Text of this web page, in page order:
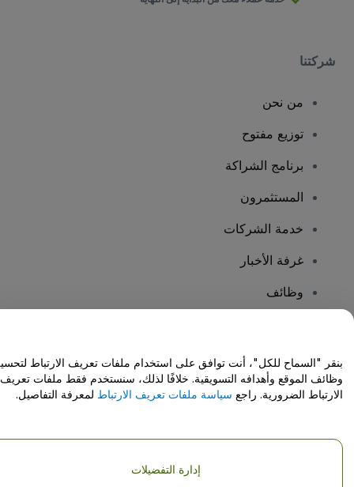
شركتنا
من نحن
توزيع مفتوح
برنامج الشراكة
المستثمرون
خدمة الشركات
غرفة الأخبار
وظائف
مركز المساعدة / اتصل بنا
حقوق النشر © شركة فياجوجو المحدودة 2026
تفاصيل الشركة
بنقر "السماح للكل"، أنت توافق على استخدام ملفات تعريف الارتباط
وظائف الموقع وأهدافه التسويقية. خلافًا لذلك، سنستخدم فقط ملفات تعريف
الارتباط الضرورية. راجع سياسة ملفات تعريف الارتباط لمعرفة التفاصيل.
إدارة التفضيلات